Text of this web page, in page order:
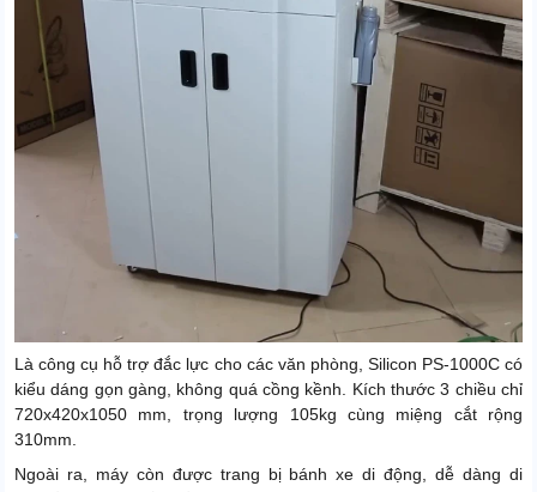
Là công cụ hỗ trợ đắc lực cho các văn phòng, Silicon PS-1000C có
kiểu dáng gọn gàng, không quá cồng kềnh. Kích thước 3 chiều chỉ
720x420x1050 mm, trọng lượng 105kg cùng miệng cắt rộng
310mm.
Ngoài ra, máy còn được trang bị bánh xe di động, dễ dàng di